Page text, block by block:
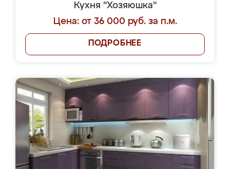
Кухня "Хозяюшка"
Цена: от 36 000 руб. за п.м.
ПОДРОБНЕЕ